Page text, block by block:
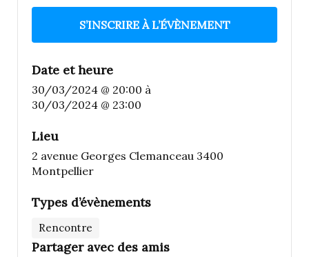
S’INSCRIRE À L’ÉVÈNEMENT
Date et heure
30/03/2024 @ 20:00 à
30/03/2024 @ 23:00
Lieu
2 avenue Georges Clemanceau 3400
Montpellier
Types d’évènements
Rencontre
Partager avec des amis